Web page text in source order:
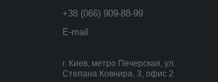
+38 (066) 909-88-99
E-mail
г. Киев, метро Печерская, ул.
Степана Ковнира, 3, офис 2